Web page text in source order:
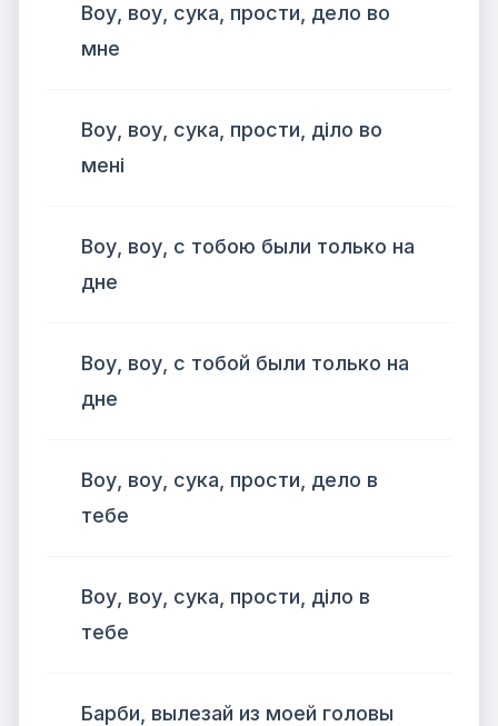
Воу, воу, сука, прости, дело во
мне
Воу, воу, сука, прости, діло во
мені
Воу, воу, с тобою были только на
дне
Воу, воу, с тобой были только на
дне
Воу, воу, сука, прости, дело в
тебе
Воу, воу, сука, прости, діло в
тебе
Барби, вылезай из моей головы